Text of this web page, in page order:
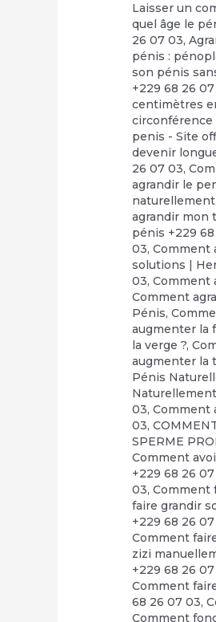
Laisser un
quel âge le
26 07 03,
pénis :
son pénis
+229 68 26
centimètres
circonférence
penis - Site
devenir
26 07 03,
agrandir le
agrandir mon
pénis +229
03,Comment
solutions |
03,Comment
Comment
Pénis,
augmenter la
la verge ?,
augmenter la
Pénis
03,Comment
03,
SPERME
Comment
+229 68 26
03,Comment
faire grandir
+229 68 26
Comment
zizi
+229 68 26
Comment
68 26 07 03,
Comment